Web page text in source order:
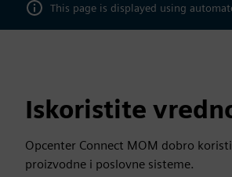
This page is displayed using
Iskoristite
Opcenter Connect MOM dobro
proizvodne i poslovne sisteme.